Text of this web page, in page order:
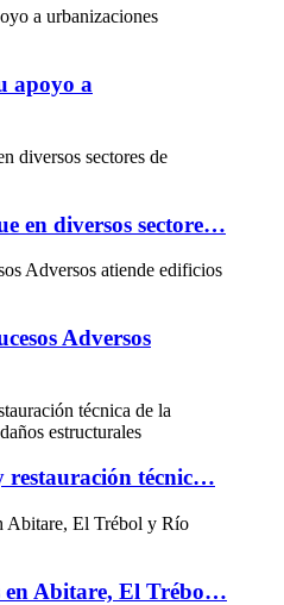
apoyo a
en diversos sectore…
Adversos
restauración técnic…
en Abitare, El Trébo…